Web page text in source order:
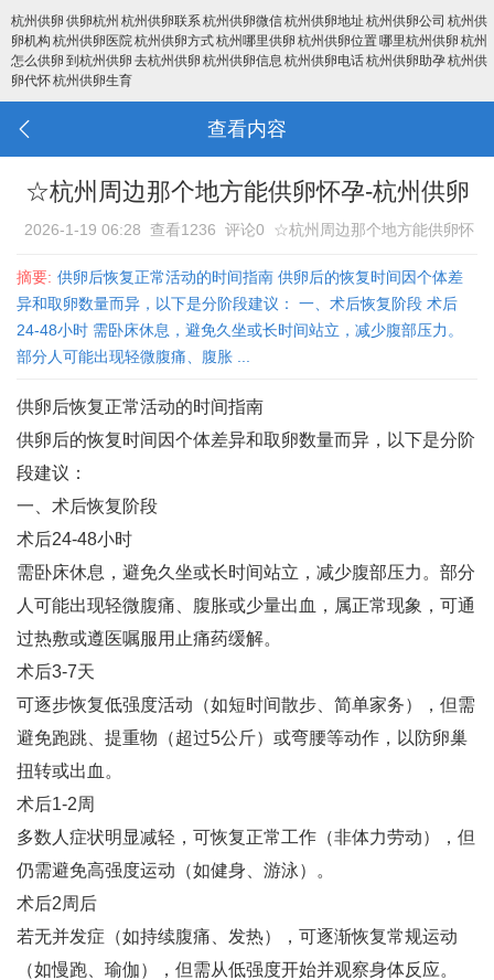
杭州供卵 供卵杭州 杭州供卵联系杭州供卵微信杭州供卵地址 杭州供卵公司 杭州供
卵机构 杭州供卵医院杭州供卵方式杭州哪里供卵 杭州供卵位置哪里杭州供卵 杭州
怎么供卵 到杭州供卵 去杭州供卵 杭州供卵信息 杭州供卵电话杭州供卵助孕杭州供
卵代怀杭州供卵生育
查看内容
☆杭州周边那个地方能供卵怀孕-杭州供卵
2026-1-19 06:28 查看1236 评论0
☆杭州周边那个地方能供卵怀
摘要: 供卵后恢复正常活动的时间指南 供卵后的恢复时间因个体差
异和取卵数量而异，以下是分阶段建议： 一、术后恢复阶段 术后
24-48小时‌ 需卧床休息，避免久坐或长时间站立，减少腹部压力。
部分人可能出现轻微腹痛、腹胀 ...
供卵后恢复正常活动的时间指南
供卵后的恢复时间因个体差异和取卵数量而异，以下是分阶
段建议：
一、术后恢复阶段
术后24-48小时‌
需卧床休息，避免久坐或长时间站立，减少腹部压力。部分
人可能出现轻微腹痛、腹胀或少量出血，属正常现象，可通
过热敷或遵医嘱服用止痛药缓解‌。
术后3-7天‌
可逐步恢复低强度活动（如短时间散步、简单家务），但需
避免跑跳、提重物（超过5公斤）或弯腰等动作，以防卵巢
扭转或出血‌。
术后1-2周‌
多数人症状明显减轻，可恢复正常工作（非体力劳动），但
仍需避免高强度运动（如健身、游泳）‌。
术后2周后‌
若无并发症（如持续腹痛、发热），可逐渐恢复常规运动
（如慢跑、瑜伽），但需从低强度开始并观察身体反应‌。